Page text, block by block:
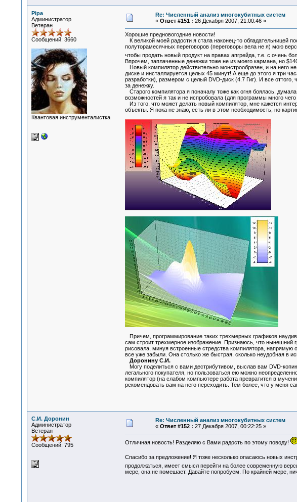
Pipa
Администратор
Ветеран
Сообщений: 3660
Квантовая инструменталистка
Re: Численный анализ многокубитных систем
« Ответ #151 : 26 Декабря 2007, 21:00:46 »
Хорошие предновогодние новости!
К великой моей радости я стала наконец-то обладательницей
полуторамесячных переговоров (переговоры вела не я) мою
чтобы продать новый продукт на правах апгрейда, т.е. с очень
Впрочем, заплаченные денежки тоже не из моего кармана, но
Новый компилятор действительно монстрообразен, и на него
диске и инсталлируется целых 45 минут! А еще до этого я три
разработки), размером с целый DVD-диск (4.7 Гиг). И все
за денежку.
Старого компилятора я поначалу тоже как огня боялась,
возможностей я так и не испробовала (для программы много чего
Из того, что может делать новый компилятор, мне кажется
объекты. Я пока не знаю, есть ли в этом необходимость, но
Причем, программирование таких трехмерных графиков
сам строит трехмерное изображение. Признаюсь, что нынешний
рисовала, минуя встроенные стредства компилятора, напрямую
все уже забыли. Она столько же быстрая, сколько неудобная в
Доронину С.И.
Могу поделиться с вами дестрибутивом, выслав вам DVD-
легального покупателя, но пользоваться ею можно
компилятор (на слабом компьютере работа превратится в
рекомендовать вам на него переходить. Тем более, что у меня
С.И. Доронин
Администратор
Ветеран
Сообщений: 795
Re: Численный анализ многокубитных систем
« Ответ #152 : 27 Декабря 2007, 00:22:25 »
Отличная новость! Разделяю с Вами радость по этому поводу!
Спасибо за предложение! Я тоже несколько опасаюсь новых
продолжаться, имеет смысл перейти на более современную
мере, она не помешает. Давайте попробуем. По крайней мере,